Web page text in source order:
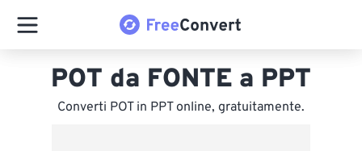
POT da FONTE a PPT
Converti POT in PPT online, gratuitamente.